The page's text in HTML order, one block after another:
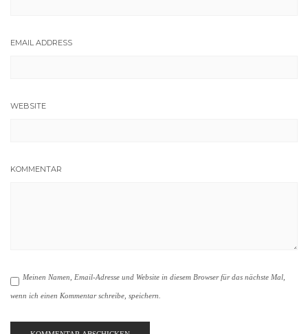
EMAIL ADDRESS
WEBSITE
KOMMENTAR
Meinen Namen, Email-Adresse und Website in diesem Browser für das nächste Mal,
wenn ich einen Kommentar schreibe, speichern.